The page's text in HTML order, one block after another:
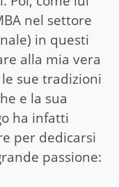
nel settore
in questi
alla mia vera
le sue tradizioni
e la sua
ha infatti
per dedicarsi
passione: